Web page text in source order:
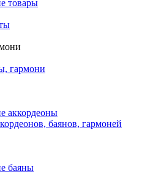
товары
гармони
аккордеоны
баянов, гармоней
баяны